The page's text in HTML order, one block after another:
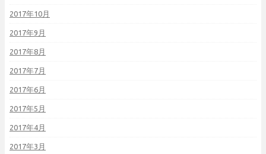
2017年10月
2017年9月
2017年8月
2017年7月
2017年6月
2017年5月
2017年4月
2017年3月